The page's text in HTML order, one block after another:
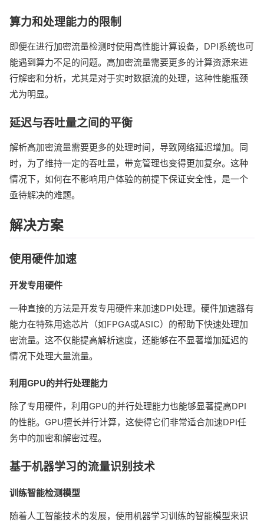
算力和处理能力的限制
即便在进行加密流量检测时使用高性能计算设备，DPI系统也可
能遇到算力不足的问题。高加密流量需要更多的计算资源来进
行解密和分析，尤其是对于实时数据流的处理，这种性能瓶颈
尤为明显。
延迟与吞吐量之间的平衡
解析高加密流量需要更多的处理时间，导致网络延迟增加。同
时，为了维持一定的吞吐量，带宽管理也变得更加复杂。这种
情况下，如何在不影响用户体验的前提下保证安全性，是一个
亟待解决的难题。
解决方案
使用硬件加速
开发专用硬件
一种直接的方法是开发专用硬件来加速DPI处理。硬件加速器有
能力在特殊用途芯片（如FPGA或ASIC）的帮助下快速处理加
密流量。这不仅能提高解析速度，还能够在不显著增加延迟的
情况下处理大量流量。
利用GPU的并行处理能力
除了专用硬件，利用GPU的并行处理能力也能够显著提高DPI
的性能。GPU擅长并行计算，这使得它们非常适合加速DPI任
务中的加密和解密过程。
基于机器学习的流量识别技术
训练智能检测模型
随着人工智能技术的发展，使用机器学习训练的智能模型来识